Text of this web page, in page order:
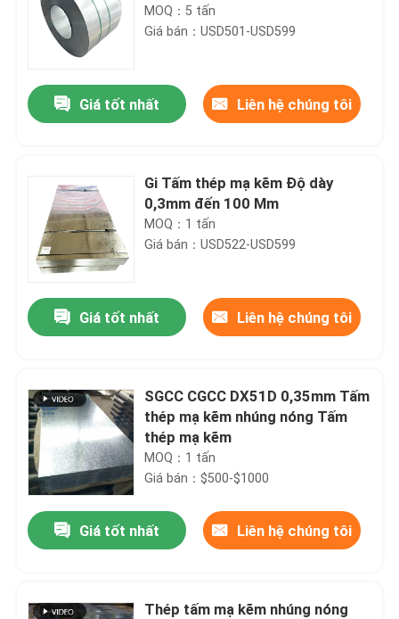
MOQ：5 tấn
Giá bán：USD501-USD599
Giá tốt nhất Liên hệ chúng tôi
Gi Tấm thép mạ kẽm Độ dày
0,3mm đến 100 Mm
MOQ：1 tấn
Giá bán：USD522-USD599
Giá tốt nhất Liên hệ chúng tôi
SGCC CGCC DX51D 0,35mm Tấm
thép mạ kẽm nhúng nóng Tấm
thép mạ kẽm
MOQ：1 tấn
Giá bán：$500-$1000
Giá tốt nhất Liên hệ chúng tôi
Thép tấm mạ kẽm nhúng nóng